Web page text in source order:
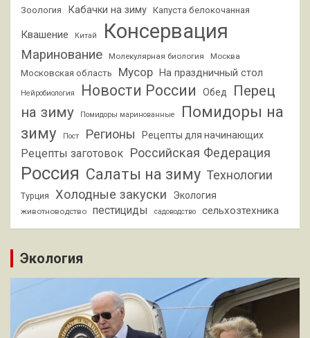
Зоология Кабачки на зиму Капуста белокочанная
Квашение Китай Консервация
Маринование Молекулярная биология Москва
Московская область Мусор На праздничный стол
Нейробиология Новости России Обед
Перец
на зиму
Помидоры маринованные
Помидоры на
зиму
Пост Регионы Рецепты для начинающих
Рецепты заготовок Российская Федерация
Россия Салаты на зиму Технологии
Турция Холодные закуски Экология
животноводство пестициды садоводство сельхозтехника
Экология